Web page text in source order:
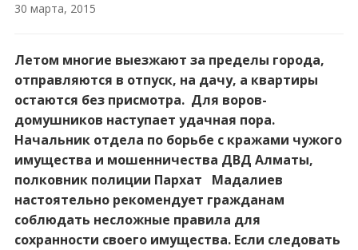
30 марта, 2015
Летом многие выезжают за пределы города,
отправляются в отпуск, на дачу, а квартиры
остаются без присмотра. Для воров-
домушников наступает удачная пора.
Начальник отдела по борьбе с кражами чужого
имущества и мошенничества ДВД Алматы,
полковник полиции Пархат Мадалиев
настоятельно рекомендует гражданам
соблюдать несложные правила для
сохранности своего имущества. Если следовать